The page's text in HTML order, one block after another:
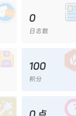
0
日志数
100
积分